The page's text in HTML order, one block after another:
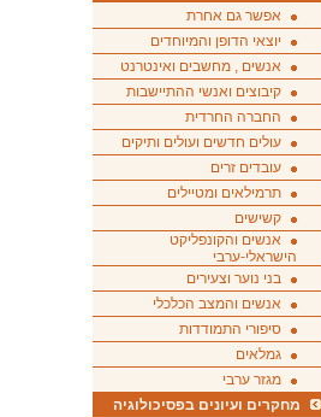
אפשר גם אחרת
יוצאי הדופן והמיוחדים
אנשים , מחשבים ואינטרנט
קיבוצים ואנשי ההתיישבות
החברה החרדית
עולים חדשים ועולים ותיקים
עובדים זרים
תרמילאים ומטיילים
קשישים
אנשים והקונפליקט
הישראלי-ערבי
בני נוער וצעירים
אנשים והמצב הכלכלי
סיפורי התמודדות
גמלאים
מגזר ערבי
מחקרים ועיונים בפסיכולוגיה